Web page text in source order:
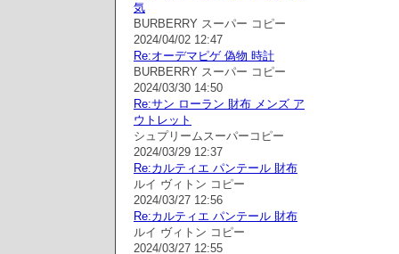
気
BURBERRY スーパー コピー
2024/04/02 12:47
Re:オーデマピゲ 偽物 時計
BURBERRY スーパー コピー
2024/03/30 14:50
Re:サン ローラン 財布 メンズ ア
ウトレット
シュプリームスーパーコピー
2024/03/29 12:37
Re:カルティエ パンテール 財布
ルイ ヴィトン コピー
2024/03/27 12:56
Re:カルティエ パンテール 財布
ルイ ヴィトン コピー
2024/03/27 12:55